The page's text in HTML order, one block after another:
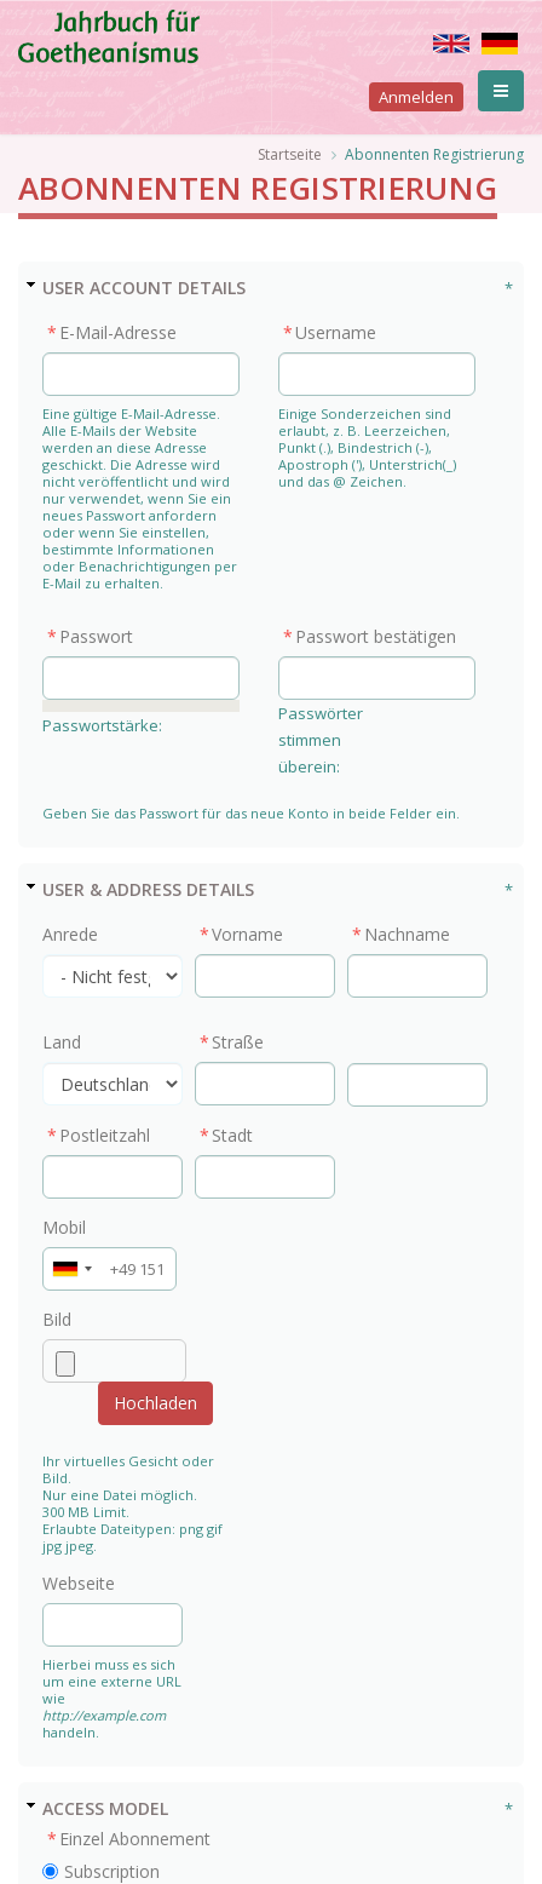
zum
Inhalt
User
account
menu
Anmelden
Startseite Abonnenten Registrierung
ABONNENTEN REGISTRIERUNG
AUSBLENDEN
USER ACCOUNT DETAILS
E-Mail-Adresse
Eine gültige E-Mail-Adresse.
Alle E-Mails der Website
werden an diese Adresse
geschickt. Die Adresse wird
nicht veröffentlicht und wird
nur verwendet, wenn Sie ein
neues Passwort anfordern
oder wenn Sie einstellen,
bestimmte Informationen
oder Benachrichtigungen per
E-Mail zu erhalten.
Username
Einige Sonderzeichen sind
erlaubt, z. B. Leerzeichen,
Punkt (.), Bindestrich (-),
Apostroph ('), Unterstrich(_)
und das @ Zeichen.
Passwort
Passwortstärke:
Passwort bestätigen
Passwörter
stimmen
überein:
Geben Sie das Passwort für das neue Konto in beide Felder ein.
AUSBLENDEN
USER & ADDRESS DETAILS
Anrede
Vorname Nachname
Land
Straße
Straßenadresse Zeile 2
Postleitzahl Stadt
Mobil
Bild
Ihr virtuelles Gesicht oder
Bild.
Nur eine Datei möglich.
300 MB Limit.
Erlaubte Dateitypen: png gif
jpg jpeg.
Webseite
Hierbei muss es sich
um eine externe URL
wie
http://example.com
handeln.
AUSBLENDEN
ACCESS MODEL
Einzel Abonnement
Subscription